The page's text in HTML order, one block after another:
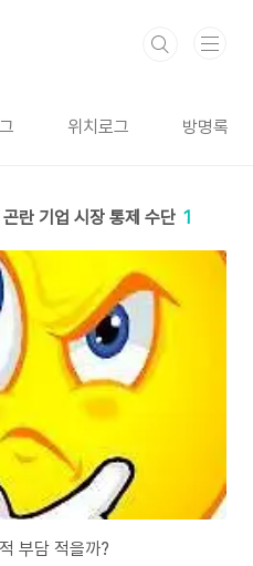
위치로그 방명록
란 기업 시장 통제 수단 1
부담 적을까?